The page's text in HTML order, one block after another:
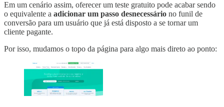
Em um cenário assim, oferecer um teste gratuito pode acabar sendo
o equivalente a adicionar um passo desnecessário no funil de
conversão para um usuário que já está disposto a se tornar um
cliente pagante.
Por isso, mudamos o topo da página para algo mais direto ao ponto: